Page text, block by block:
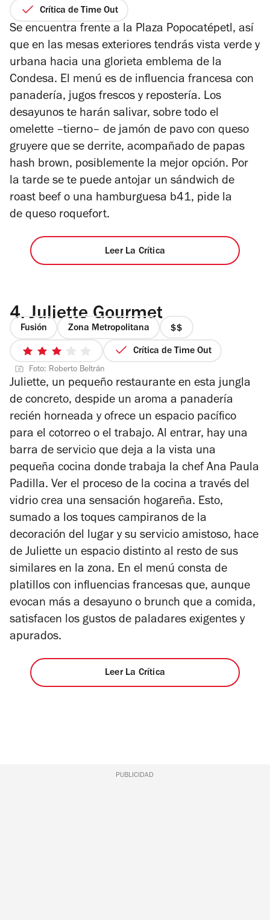
de
estrellas
Crítica de Time Out
Se encuentra frente a la Plaza Popocatépetl, así
que en las mesas exteriores tendrás vista verde y
urbana hacia una glorieta emblema de la
Condesa. El menú es de influencia francesa con
panadería, jugos frescos y repostería. Los
desayunos te harán salivar, sobre todo el
omelette –tierno– de jamón de pavo con queso
gruyere que se derrite, acompañado de papas
hash brown, posiblemente la mejor opción. Por
la tarde se te puede antojar un sándwich de
roast beef o una hamburguesa b41, pide la
de queso roquefort.
Leer La Crítica
4. Juliette Gourmet
Fusión Zona Metropolitana
precio
2
3
de
5
estrellas
Crítica de Time Out
Foto: Roberto Beltrán
Juliette, un pequeño restaurante en esta jungla
de concreto, despide un aroma a panadería
recién horneada y ofrece un espacio pacífico
para el cotorreo o el trabajo. Al entrar, hay una
barra de servicio que deja a la vista una
pequeña cocina donde trabaja la chef Ana Paula
Padilla. Ver el proceso de la cocina a través del
vidrio crea una sensación hogareña. Esto,
sumado a los toques campiranos de la
decoración del lugar y su servicio amistoso, hace
de Juliette un espacio distinto al resto de sus
similares en la zona. En el menú consta de
platillos con influencias francesas que, aunque
evocan más a desayuno o brunch que a comida,
satisfacen los gustos de paladares exigentes y
apurados.
Leer La Crítica
PUBLICIDAD